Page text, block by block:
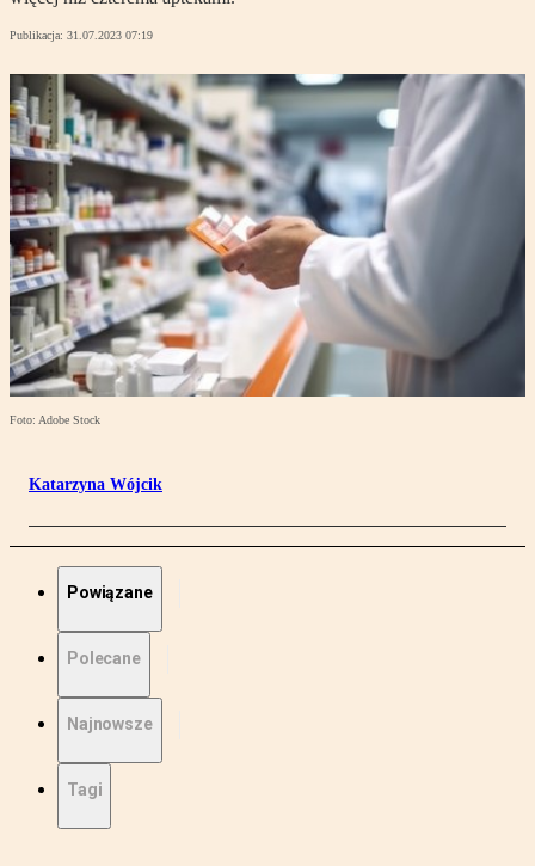
Publikacja: 31.07.2023 07:19
Foto: Adobe Stock
Katarzyna Wójcik
Powiązane
Polecane
Najnowsze
Tagi